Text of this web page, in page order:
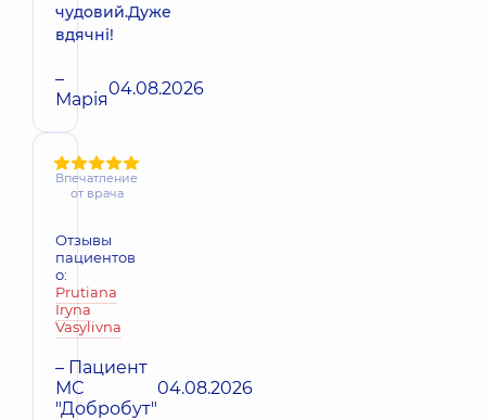
чудовий.Дуже
вдячні!
–
Марія04.08.2026
Впечатление
от врача
Отзывы
пациентов
о:
Prutiana
Iryna
Vasylivna
– Пациент
МС
"Добробут"
04.08.2026